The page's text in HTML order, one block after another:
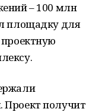
– 100 млн
площадку для
Проект получит